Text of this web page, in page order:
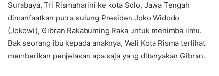
Surabaya, Tri Rismaharini ke kota Solo, Jawa Tengah
dimanfaatkan putra sulung Presiden Joko Widodo
(Jokowi), Gibran Rakabuming Raka untuk menimba ilmu.
Bak seorang ibu kepada anaknya, Wali Kota Risma terlihat
memberikan penjelasan apa saja yang ditanyakan Gibran.